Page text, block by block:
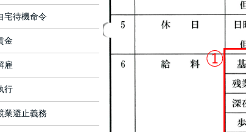
宅待機命令
金
雇
行
業避止義務